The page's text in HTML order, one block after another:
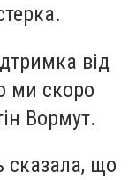
від
ми скоро
Вормут.
сказала, що